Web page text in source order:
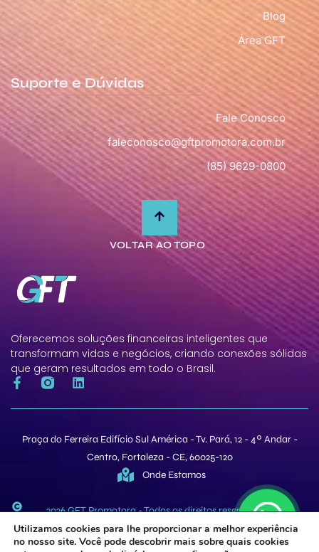
Oferecemos soluções financeiras inteligentes que
transformam vidas e negócios, criando conexões sólidas
que geram resultados em todo o Brasil.
Blog
Área GFT
Suporte e Dúvidas
Fale Conosco
faleconosco@gftpromotora.com.br
(85) 9629-0800
VOLTAR AO TOPO
Praça do Ferreira Edifício Sul América - Tv. Pará, 12 - 4º Andar -
Centro, Fortaleza - CE, 60025-120
Onde Estamos
2026 GFT Promotora - Todos os direitos reservados. GFT
Promotora De Vendas LTDA - CNPJ 17.278.571/0001-95
Utilizamos cookies para lhe proporcionar a melhor experiência
no nosso site. Você pode descobrir mais sobre quais cookies